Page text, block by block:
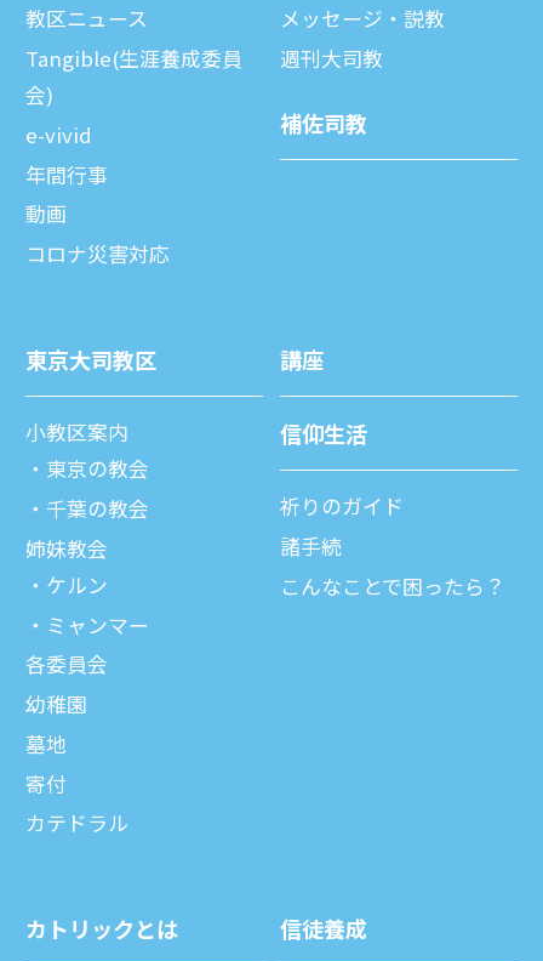
教区ニュース
Tangible(生涯養成委員
会)
e-vivid
年間⾏事
動画
コロナ災害対応
メッセージ・説教
週刊⼤司教
補佐司教
東京⼤司教区
⼩教区案内
東京の教会
千葉の教会
姉妹教会
ケルン
ミャンマー
各委員会
幼稚園
墓地
寄付
カテドラル
講座
信仰⽣活
祈りのガイド
諸⼿続
こんなことで困ったら？
カトリックとは 信徒養成